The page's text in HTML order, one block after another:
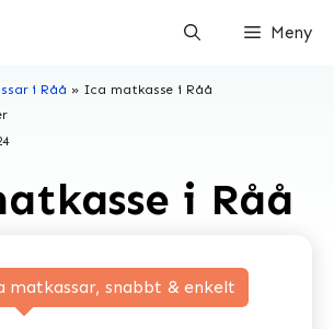
Meny
i Råå » Ica matkasse i Råå
i Råå
matkassar, snabbt & enkelt